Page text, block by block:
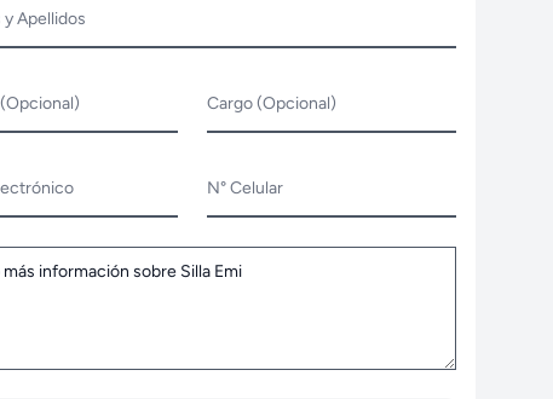
Apellidos
Cargo (Opcional)
N° Celular